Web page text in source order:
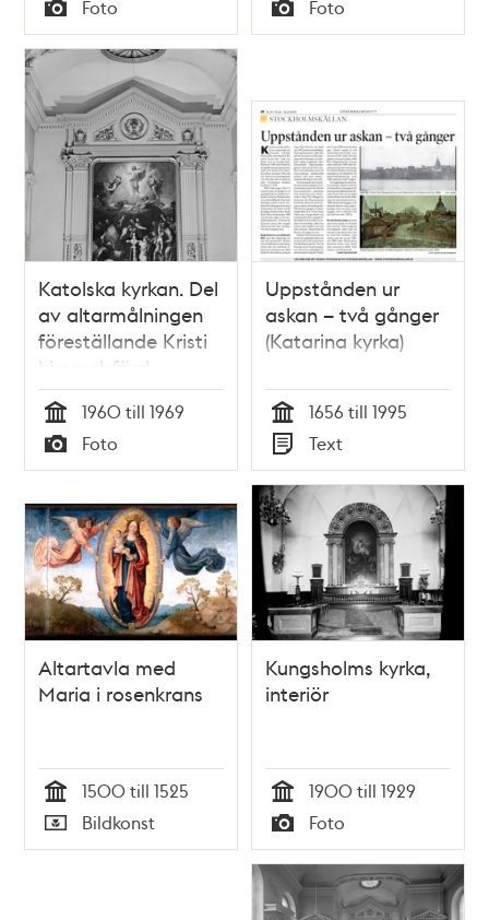
Typ
Foto
altarskåpsdörr från
1400-talet, bevarad
Danviks hospital
Typ
Foto
Katolska kyrkan. Del
av altarmålningen
föreställande Kristi
himmelsfärd
Tid
1960 till 1969
Typ
Foto
Uppstånden ur
askan – två gånger
(Katarina kyrka)
Tid
1656 till 1995
Typ
Text
Altartavla med
Maria i rosenkrans
Tid
1500 till 1525
Typ
Bildkonst
Kungsholms kyrka,
interiör
Tid
1900 till 1929
Typ
Foto